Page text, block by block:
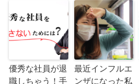
優秀な社員が退
職しちゃう！手
最近インフルエ
ンザになった私